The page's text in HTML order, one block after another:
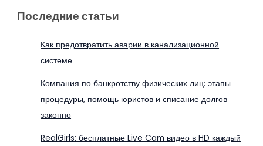
Последние статьи
Как предотвратить аварии в канализационной
системе
Компания по банкротству физических лиц: этапы
процедуры, помощь юристов и списание долгов
законно
RealGirls: бесплатные Live Cam видео в HD каждый